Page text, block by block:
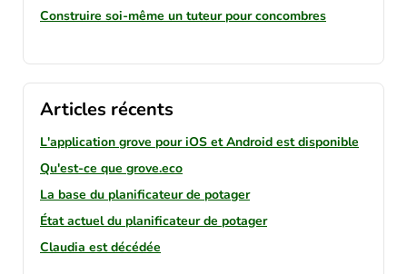
Construire soi-même un tuteur pour concombres
Articles récents
L'application grove pour iOS et Android est disponible
Qu'est-ce que grove.eco
La base du planificateur de potager
État actuel du planificateur de potager
Claudia est décédée